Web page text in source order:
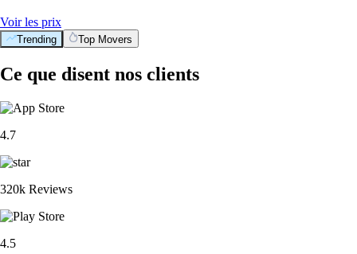
Voir les prix
Trending Top Movers
Ce que disent nos clients
4.7
320k Reviews
4.5